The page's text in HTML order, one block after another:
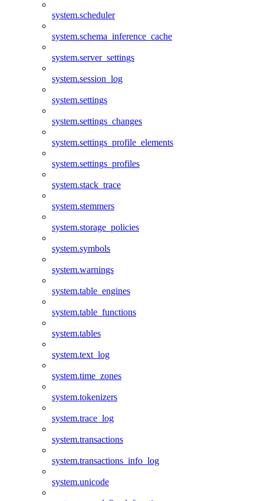
system.scheduler
system.schema_inference_cache
system.server_settings
system.session_log
system.settings
system.settings_changes
system.settings_profile_elements
system.settings_profiles
system.stack_trace
system.stemmers
system.storage_policies
system.symbols
system.warnings
system.table_engines
system.table_functions
system.tables
system.text_log
system.time_zones
system.tokenizers
system.trace_log
system.transactions
system.transactions_info_log
system.unicode